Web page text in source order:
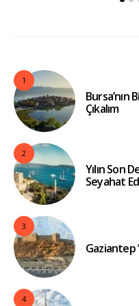
1
Bursa’nın
Çıkalım
2
Yılın Son
Seyahat
3
Gaziantep
4